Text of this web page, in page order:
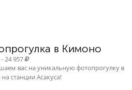
в Кимоно
24 957
вас на уникальную фотопрогулку в
станции Асакуса!